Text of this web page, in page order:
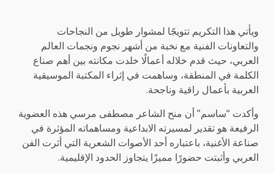
ويأتي هذا التكريم تتويجًا لمشوار طويل من النجاحات
والتعاونات الفنية مع نخبة من أشهر نجوم ونجمات العالم
العربي، حيث قدم خلاله أعمالًا خلدت مكانته بين أهم صناع
الكلمة في المنطقة، وساهمت في إثراء المكتبة الموسيقية
العربية بأعمال راقية وناجحة.
وأكدت “ساسم” أن منح الشاعر مصطفى مرسي هذه العضوية
الرفيعة هو تقدير لمسيرته الابداعية ومساهماته المؤثرة في
صناعة الأغنية، باعتباره أحد الأصوات الشعرية التي أثرت الفن
العربي وأثبتت حضورًا مميزًا يتجاوز الحدود الإقليمية.